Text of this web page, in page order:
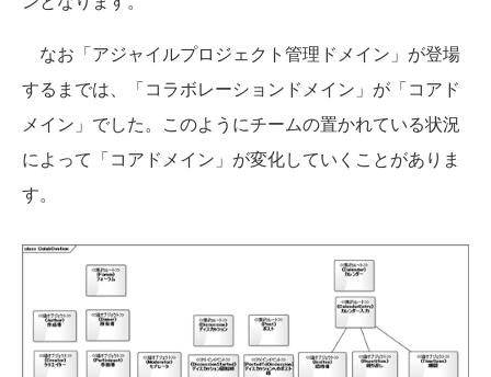
なお「アジャイルプロジェクト管理ドメイン」が登場
するまでは、「コラボレーションドメイン」が「コアド
メイン」でした。このようにチームの置かれている状況
によって「コアドメイン」が変化していくことがありま
す。